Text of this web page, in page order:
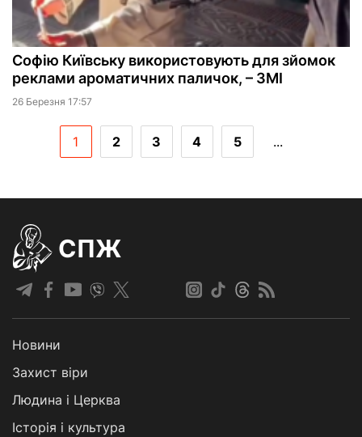
Софію Київську використовують для зйомок
реклами ароматичних паличок, – ЗМІ
26 Березня 17:57
1 2 3 4 5 ...
СПЖ
Новини
Захист віри
Людина і Церква
Історія і культура